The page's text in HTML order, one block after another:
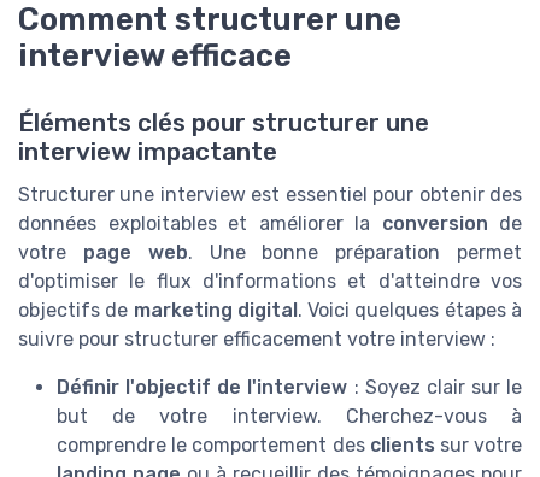
Comment structurer une
interview efficace
Éléments clés pour structurer une
interview impactante
Structurer une interview est essentiel pour obtenir des
données exploitables et améliorer la conversion de
votre page web. Une bonne préparation permet
d'optimiser le flux d'informations et d'atteindre vos
objectifs de marketing digital . Voici quelques étapes à
suivre pour structurer efficacement votre interview :
Définir l'objectif de l'interview : Soyez clair sur le
but de votre interview. Cherchez-vous à
comprendre le comportement des clients sur votre